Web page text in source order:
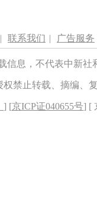
| 联系我们 | 广告服务
信息，不代表中新
权禁止转载、摘编、
] [京ICP证040655号] [